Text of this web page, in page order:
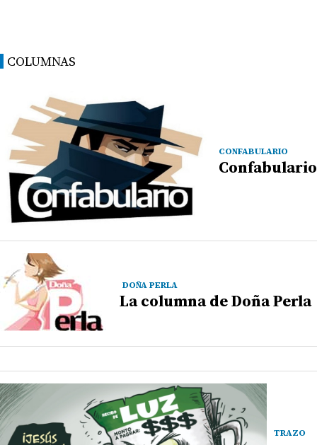
COLUMNAS
CONFABULARIO
Confabulario
DOÑA PERLA
La columna de Doña Perla
TRAZO